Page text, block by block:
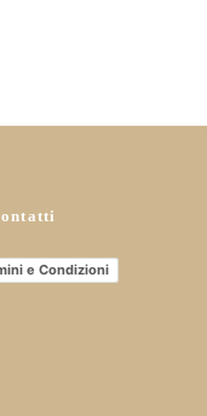
e Condizioni